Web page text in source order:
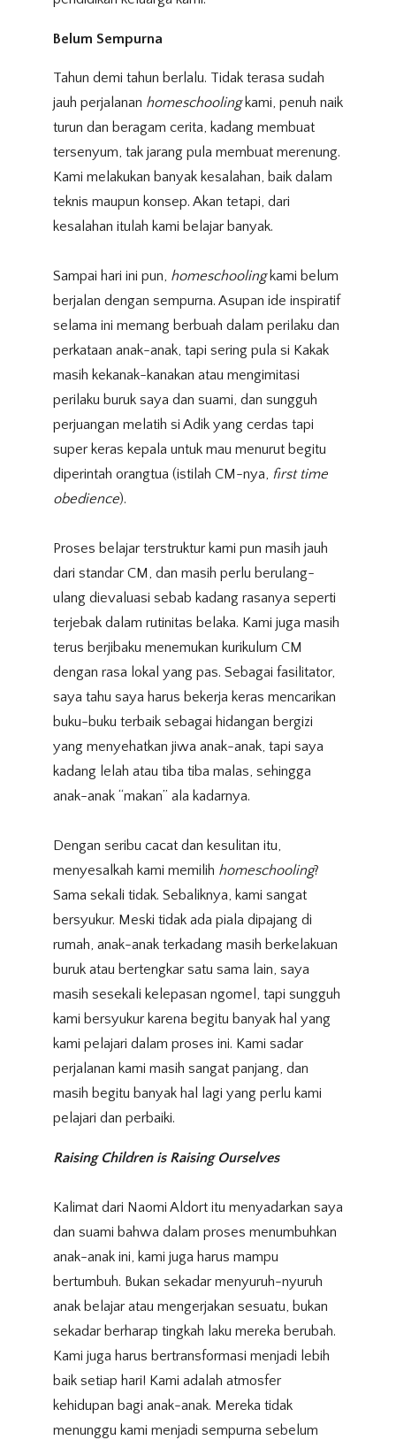
Belum Sempurna
Tahun demi tahun berlalu. Tidak terasa sudah
jauh perjalanan homeschoolingkami, penuh naik
turun dan beragam cerita, kadang membuat
tersenyum, tak jarang pula membuat merenung.
Kami melakukan banyak kesalahan, baik dalam
teknis maupun konsep. Akan tetapi, dari
kesalahan itulah kami belajar banyak.
Sampai hari ini pun, homeschooling kami belum
berjalan dengan sempurna. Asupan ide inspiratif
selama ini memang berbuah dalam perilaku dan
perkataan anak-anak, tapi sering pula si Kakak
masih kekanak-kanakan atau mengimitasi
perilaku buruk saya dan suami, dan sungguh
perjuangan melatih si Adik yang cerdas tapi
super keras kepala untuk mau menurut begitu
diperintah orangtua (istilah CM-nya, first time
obedience).
Proses belajar terstruktur kami pun masih jauh
dari standar CM, dan masih perlu berulang-
ulang dievaluasi sebab kadang rasanya seperti
terjebak dalam rutinitas belaka. Kami juga masih
terus berjibaku menemukan kurikulum CM
dengan rasa lokal yang pas. Sebagai fasilitator,
saya tahu saya harus bekerja keras mencarikan
buku-buku terbaik sebagai hidangan bergizi
yang menyehatkan jiwa anak-anak, tapi saya
kadang lelah atau tiba tiba malas, sehingga
anak-anak “makan” ala kadarnya.
Dengan seribu cacat dan kesulitan itu,
menyesalkah kami memilih homeschooling?
Sama sekali tidak. Sebaliknya, kami sangat
bersyukur. Meski tidak ada piala dipajang di
rumah, anak-anak terkadang masih berkelakuan
buruk atau bertengkar satu sama lain, saya
masih sesekali kelepasan ngomel, tapi sungguh
kami bersyukur karena begitu banyak hal yang
kami pelajari dalam proses ini. Kami sadar
perjalanan kami masih sangat panjang, dan
masih begitu banyak hal lagi yang perlu kami
pelajari dan perbaiki.
Raising Children is Raising Ourselves
Kalimat dari Naomi Aldort itu menyadarkan saya
dan suami bahwa dalam proses menumbuhkan
anak-anak ini, kami juga harus mampu
bertumbuh. Bukan sekadar menyuruh-nyuruh
anak belajar atau mengerjakan sesuatu, bukan
sekadar berharap tingkah laku mereka berubah.
Kami juga harus bertransformasi menjadi lebih
baik setiap hari! Kami adalah atmosfer
kehidupan bagi anak-anak. Mereka tidak
menunggu kami menjadi sempurna sebelum